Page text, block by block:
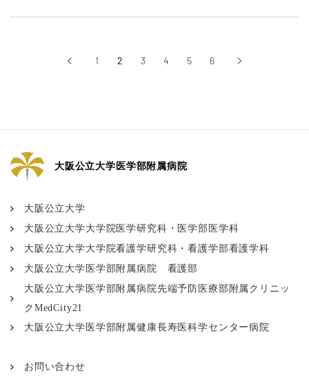
‹前へ 1 2 3 4 5 6 ›次へ
大阪公立大学医学部附属病院
大阪公立大学
大阪公立大学大学院医学研究科・医学部医学科
大阪公立大学大学院看護学研究科・看護学部看護学科
大阪公立大学医学部附属病院 看護部
大阪公立大学医学部附属病院先端予防医療部附属クリニッ
クMedCity21
大阪公立大学医学部附属健康長寿医科学センター病院
お問い合わせ